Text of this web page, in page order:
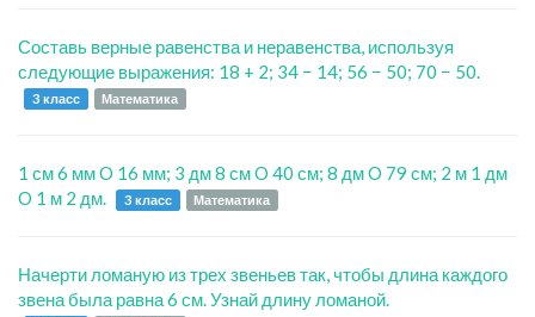
Составь верные равенства и неравенства, используя
следующие выражения: 18 + 2; 34 − 14; 56 − 50; 70 − 50.
3 класс Математика
1 см 6 мм O 16 мм; 3 дм 8 см O 40 см; 8 дм O 79 см; 2 м 1 дм
O 1 м 2 дм.
3 класс Математика
Начерти ломаную из трех звеньев так, чтобы длина каждого
звена была равна 6 см. Узнай длину ломаной.